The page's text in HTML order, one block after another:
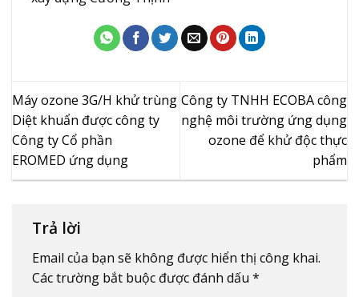
Máy ozone 3G/H khử trùng
Diệt khuẩn được công ty
Công ty Cổ phần
EROMED ứng dụng
Công ty TNHH ECOBA công
nghệ môi trường ứng dụng
ozone để khử độc thực
phẩm
Trả lời
Email của bạn sẽ không được hiển thị công khai.
Các trường bắt buộc được đánh dấu *